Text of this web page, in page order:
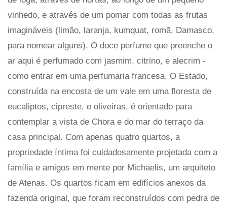
vinhedo, e através de um pomar com todas as frutas
imagináveis ​​(limão, laranja, kumquat, romã, Damasco,
para nomear alguns). O doce perfume que preenche o
ar aqui é perfumado com jasmim, citrino, e alecrim -
como entrar em uma perfumaria francesa. O Estado,
construída na encosta de um vale em uma floresta de
eucaliptos, cipreste, e oliveiras, é orientado para
contemplar a vista de Chora e do mar do terraço da
casa principal. Com apenas quatro quartos, a
propriedade íntima foi cuidadosamente projetada com a
família e amigos em mente por Michaelis, um arquiteto
de Atenas. Os quartos ficam em edifícios anexos da
fazenda original, que foram reconstruídos com pedra de